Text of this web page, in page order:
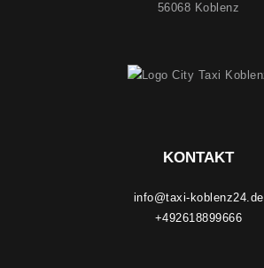
56068 Koblenz
KONTAKT
info@taxi-koblenz24.de
+492618899666